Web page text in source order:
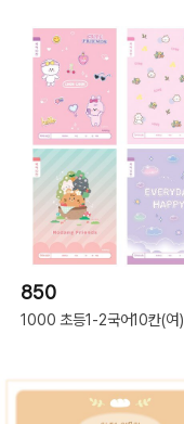
850
1000 초등1-2국어10칸(여)